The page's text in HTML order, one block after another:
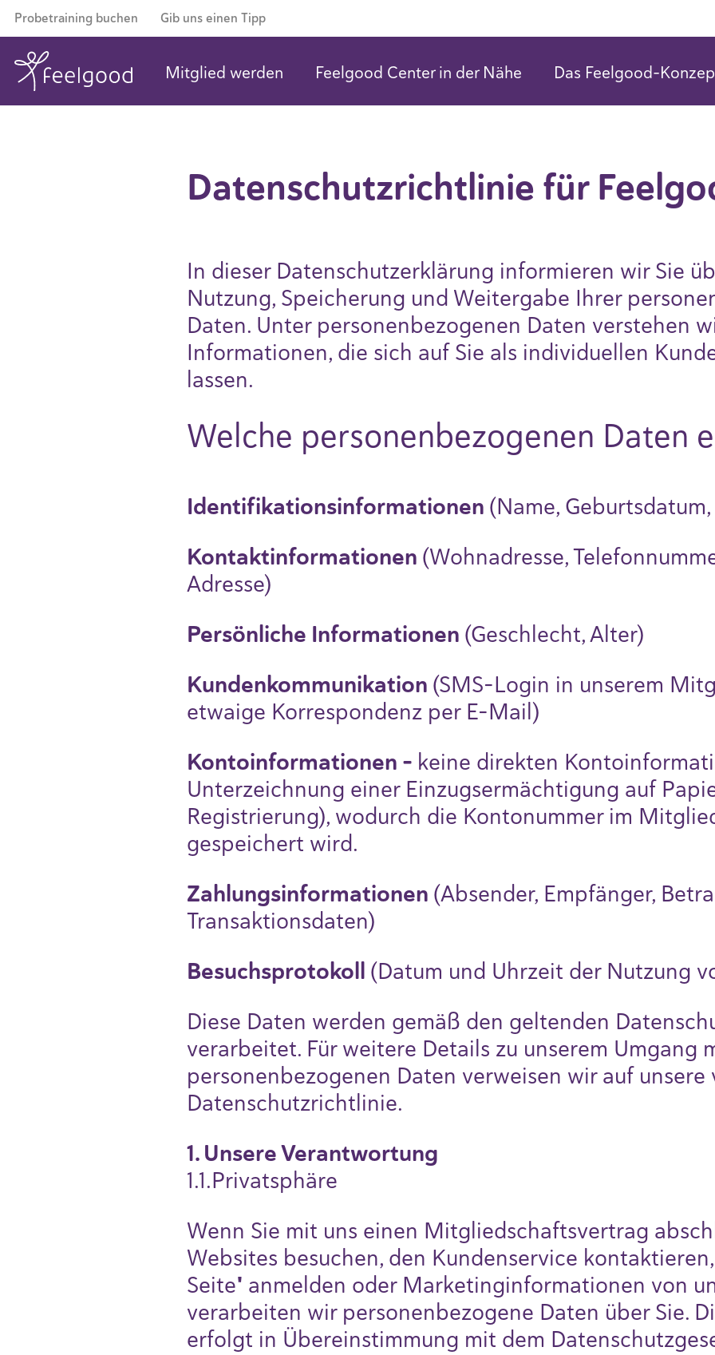
Probetraining buchen Gib uns einen Tipp
Mitglied werden Feelgood Center in der Nähe Das Feelgood-
Datenschutzrichtlinie für
In dieser Datenschutzerklärung informieren wir Sie
Nutzung, Speicherung und Weitergabe Ihrer
Daten. Unter personenbezogenen Daten verstehen
Informationen, die sich auf Sie als individuellen
lassen.
Welche personenbezogenen Daten
Identifikationsinformationen (Name,
Kontaktinformationen (Wohnadresse,
Adresse)
Persönliche Informationen (Geschlecht, Alter)
Kundenkommunikation (SMS-Login in unserem
etwaige Korrespondenz per E-Mail)
Kontoinformationen - keine direkten
Unterzeichnung einer Einzugsermächtigung auf
Registrierung), wodurch die Kontonummer im
gespeichert wird.
Zahlungsinformationen (Absender, Empfänger,
Transaktionsdaten)
Besuchsprotokoll (Datum und Uhrzeit der Nutzung
Diese Daten werden gemäß den geltenden
verarbeitet. Für weitere Details zu unserem Umgang
personenbezogenen Daten verweisen wir auf
Datenschutzrichtlinie.
1. Unsere Verantwortung
1.1.Privatsphäre
Wenn Sie mit uns einen Mitgliedschaftsvertrag
Websites besuchen, den Kundenservice
Seite" anmelden oder Marketinginformationen von
verarbeiten wir personenbezogene Daten über Sie.
erfolgt in Übereinstimmung mit dem